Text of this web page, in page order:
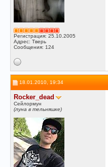
Регистрация: 25.10.2005
Адрес: Тверь
Сообщения: 124
18.01.2010, 19:34
Rocker_dead
Сейлормун
(луна в тельняшке)